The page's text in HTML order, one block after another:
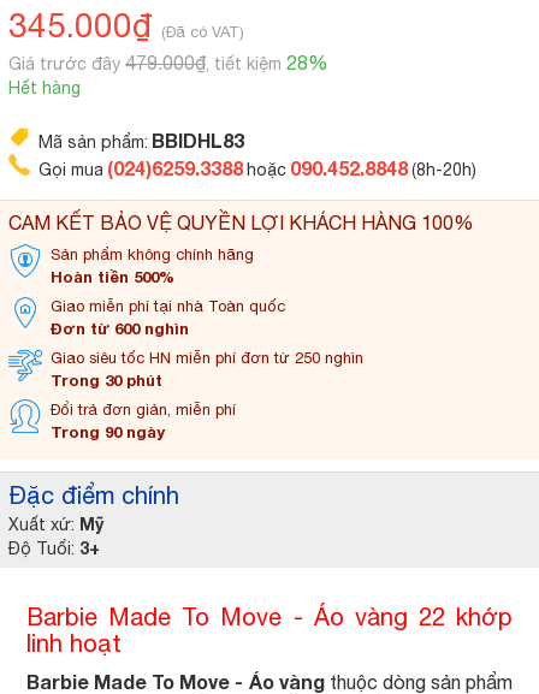
Đặc điểm chính
Xuất xứ: Mỹ
Độ Tuổi: 3+
345.000₫ (Đã có VAT)
Giá trước đây 479.000₫ , tiết kiệm 28%
Hết hàng
CAM KẾT BẢO VỆ QUYỀN LỢI KHÁCH HÀNG 100%
Sản phẩm không chính hãng
Hoàn tiền 500%
Giao miễn phí tại nhà Toàn quốc
Đơn từ 600 nghìn
Giao siêu tốc HN miễn phí đơn từ 250 nghìn
Trong 30 phút
Đổi trả đơn giản, miễn phí
Trong 90 ngày
Mã sản phẩm: BBIDHL83
Gọi mua (024)6259.3388 hoặc 090.452.8848(8h-20h)
Barbie Made To Move - Áo vàng 22 khớp
linh hoạt
Barbie Made To Move - Áo vàngthuộc dòng sản phẩm